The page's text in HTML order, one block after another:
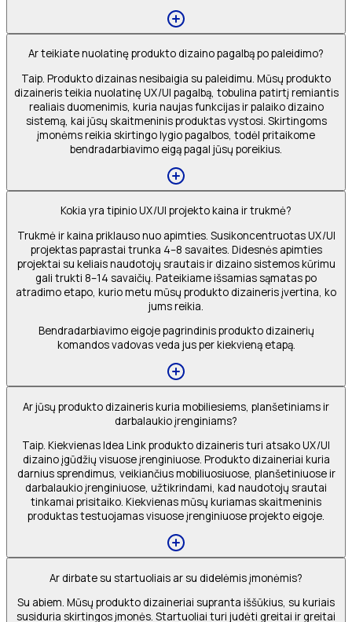
Ar teikiate nuolatinę produkto dizaino pagalbą po paleidimo?
Taip. Produkto dizainas nesibaigia su paleidimu. Mūsų produkto
dizaineris teikia nuolatinę UX/UI pagalbą, tobulina patirtį remiantis
realiais duomenimis, kuria naujas funkcijas ir palaiko dizaino
sistemą, kai jūsų skaitmeninis produktas vystosi. Skirtingoms
įmonėms reikia skirtingo lygio pagalbos, todėl pritaikome
bendradarbiavimo eigą pagal jūsų poreikius.
Kokia yra tipinio UX/UI projekto kaina ir trukmė?
Trukmė ir kaina priklauso nuo apimties. Susikoncentruotas UX/UI
projektas paprastai trunka 4–8 savaites. Didesnės apimties
projektai su keliais naudotojų srautais ir dizaino sistemos kūrimu
gali trukti 8–14 savaičių. Pateikiame išsamias sąmatas po
atradimo etapo, kurio metu mūsų produkto dizaineris įvertina, ko
jums reikia.
Bendradarbiavimo eigoje pagrindinis produkto dizainerių
komandos vadovas veda jus per kiekvieną etapą.
Ar jūsų produkto dizaineris kuria mobiliesiems, planšetiniams ir
darbalaukio įrenginiams?
Taip. Kiekvienas Idea Link produkto dizaineris turi atsako UX/UI
dizaino įgūdžių visuose įrenginiuose. Produkto dizaineriai kuria
darnius sprendimus, veikiančius mobiliuosiuose, planšetiniuose ir
darbalaukio įrenginiuose, užtikrindami, kad naudotojų srautai
tinkamai prisitaiko. Kiekvienas mūsų kuriamas skaitmeninis
produktas testuojamas visuose įrenginiuose projekto eigoje.
Ar dirbate su startuoliais ar su didelėmis įmonėmis?
Su abiem. Mūsų produkto dizaineriai supranta iššūkius, su kuriais
susiduria skirtingos įmonės. Startuoliai turi judėti greitai ir greitai